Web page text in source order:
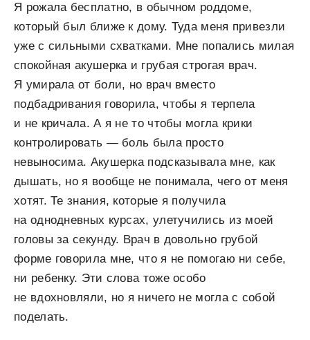
Я рожала бесплатно, в обычном роддоме,
который был ближе к дому. Туда меня привезли
уже с сильными схватками. Мне попались милая
спокойная акушерка и грубая строгая врач.
Я умирала от боли, но врач вместо
подбадривания говорила, чтобы я терпела
и не кричала. А я не то чтобы могла крики
контролировать — боль была просто
невыносима. Акушерка подсказывала мне, как
дышать, но я вообще не понимала, чего от меня
хотят. Те знания, которые я получила
на однодневных курсах, улетучились из моей
головы за секунду. Врач в довольно грубой
форме говорила мне, что я не помогаю ни себе,
ни ребенку. Эти слова тоже особо
не вдохновляли, но я ничего не могла с собой
поделать.